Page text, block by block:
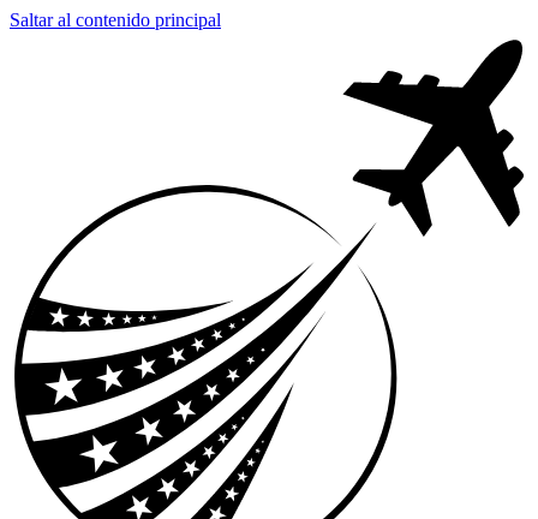
Saltar al contenido principal